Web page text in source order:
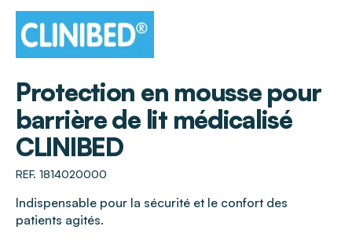
Protection en mousse pour
barrière de lit médicalisé
CLINIBED
REF. 1814020000
Indispensable pour la sécurité et le confort des
patients agités.